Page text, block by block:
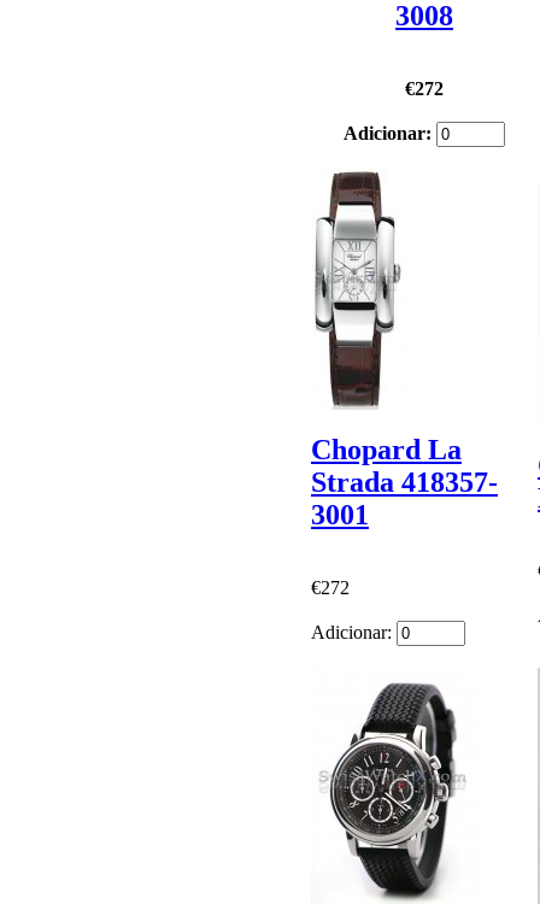
3008
€272
Adicionar:
Chopard La
Strada 418357-
3001
€272
Adicionar: